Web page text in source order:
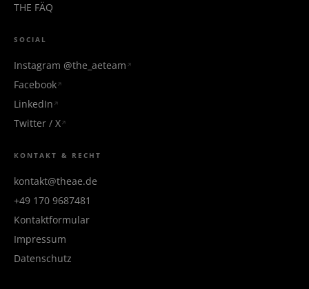
THE FÄQ
SOCIAL
Instagram @the_aeteam
Facebook
LinkedIn
Twitter / X
KONTAKT & RECHT
kontakt@theae.de
+49 170 9687481
Kontaktformular
Impressum
Datenschutz